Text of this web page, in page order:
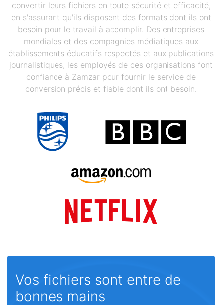
convertir leurs fichiers en toute sécurité et efficacité,
en s'assurant qu'ils disposent des formats dont ils ont
besoin pour le travail à accomplir. Des entreprises
mondiales et des compagnies médiatiques aux
établissements éducatifs respectés et aux publications
journalistiques, les employés de ces organisations font
confiance à Zamzar pour fournir le service de
conversion précis et fiable dont ils ont besoin.
Vos fichiers sont entre de
bonnes mains